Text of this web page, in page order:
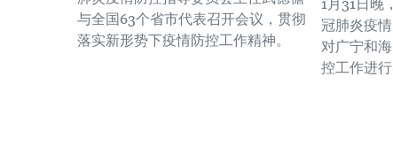
与全国63个省市代表召开会议，贯彻
落实新形势下疫情防控工作精神。
1月31日晚
冠肺炎疫
对广宁和
控工作进行